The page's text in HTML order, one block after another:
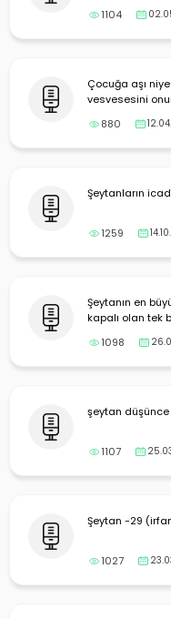
1104
Çocuğa aşı
vesvesesini
880
Şeytanların
1259
Şeytanın en
kapalı olan tek
1098
şeytan
1107
Şeytan -29
1027